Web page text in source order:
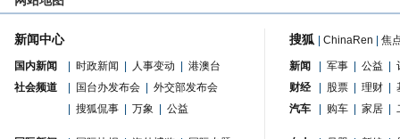
新闻中心
国内新闻 时政新闻 人事变动
港澳台
国台办发布会 外交部发布会
社会频道
搜狐侃事 万象 公益
搜狐 ChinaRen 焦
新闻 军事 公益
财经
股票 理财
汽车
购车 家居